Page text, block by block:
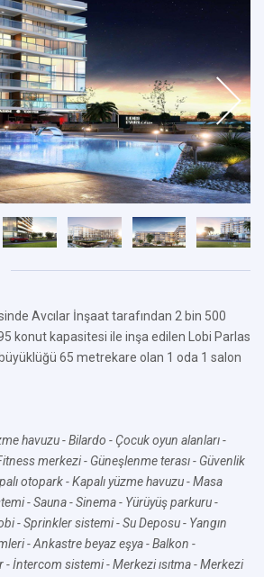
Avcılar İnşaat tarafından 2 bin 500
konut kapasitesi ile inşa edilen Lobi Parlas
65 metrekare olan 1 oda 1 salon
havuzu- Bilardo - Çocuk oyun alanları-
merkezi- Güneşlenme terası- Güvenlik
otopark- Kapalı yüzme havuzu- Masa
- Sauna- Sinema- Yürüyüş parkuru-
- Sprinkler sistemi- Su Deposu- Yangın
- Ankastre beyaz eşya- Balkon -
- İntercom sistemi- Merkezi ısıtma- Merkezi